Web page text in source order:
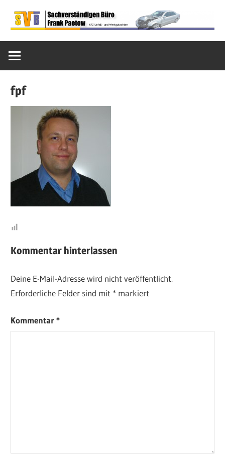
Inhalt
SVB
Paetow
Büro
fpf
Kommentar hinterlassen
Deine E-Mail-Adresse wird nicht veröffentlicht.
Erforderliche Felder sind mit * markiert
Kommentar*